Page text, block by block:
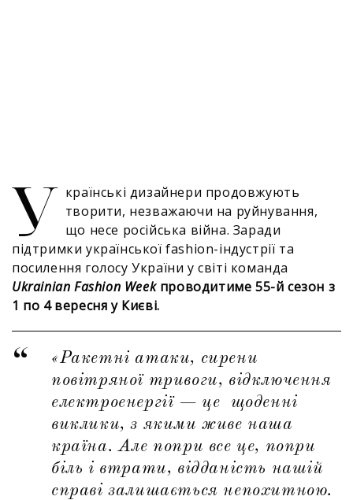
У країнські дизайнери продовжують
творити, незважаючи на руйнування,
що несе російська війна. Заради
підтримки української fashion-індустрії та
посилення голосу України у світі команда
Ukrainian Fashion Weekпроводитиме 55-й сезон з
1 по 4 вересня у Києві.
«Ракетні атаки, сирени
повітряної тривоги, відключення
електроенергії — це щоденні
виклики, з якими живе наша
країна. Але попри все це, попри
біль і втрати, відданість нашій
справі залишається непохитною.